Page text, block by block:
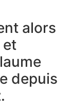
alors
et
depuis
.